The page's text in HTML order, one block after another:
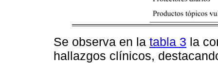
Se observa en la tabla 3 la
hallazgos clínicos,